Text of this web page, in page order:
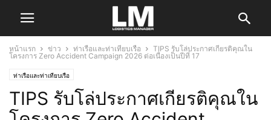
หน้าแรก ข่าว ท่าเรือและท่าเทียบเรือ
TIPS รับโล่ประกาศเกียรติคุณใน
โครงการ Zero Accident Campaign 2026 ต่อเนื่องเป็นปีที่ 17
ท่าเรือและท่าเทียบเรือ
TIPS รับโล่ประกาศเกียรติคุณใน